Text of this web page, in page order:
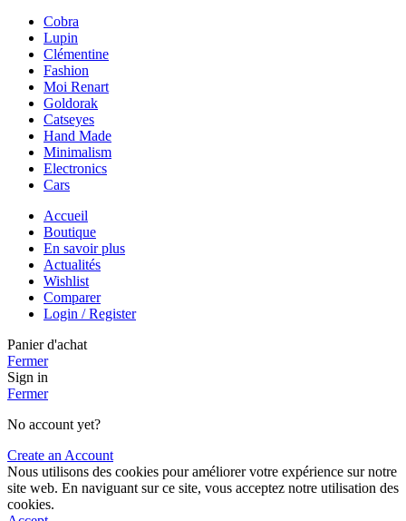
Cobra
Lupin
Clémentine
Fashion
Moi Renart
Goldorak
Catseyes
Hand Made
Minimalism
Electronics
Cars
Accueil
Boutique
En savoir plus
Actualités
Wishlist
Comparer
Login / Register
Panier d'achat
Fermer
Sign in
Fermer
No account yet?
Create an Account
Nous utilisons des cookies pour améliorer votre expérience sur notre
site web. En naviguant sur ce site, vous acceptez notre utilisation des
cookies.